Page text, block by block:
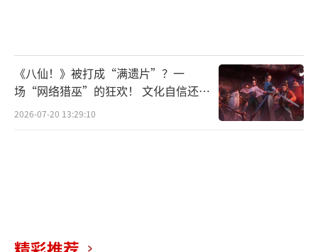
《八仙！》被打成“满遗片”？一
场“网络猎巫”的狂欢！ 文化自信还是
焦虑？
2026-07-20 13:29:10